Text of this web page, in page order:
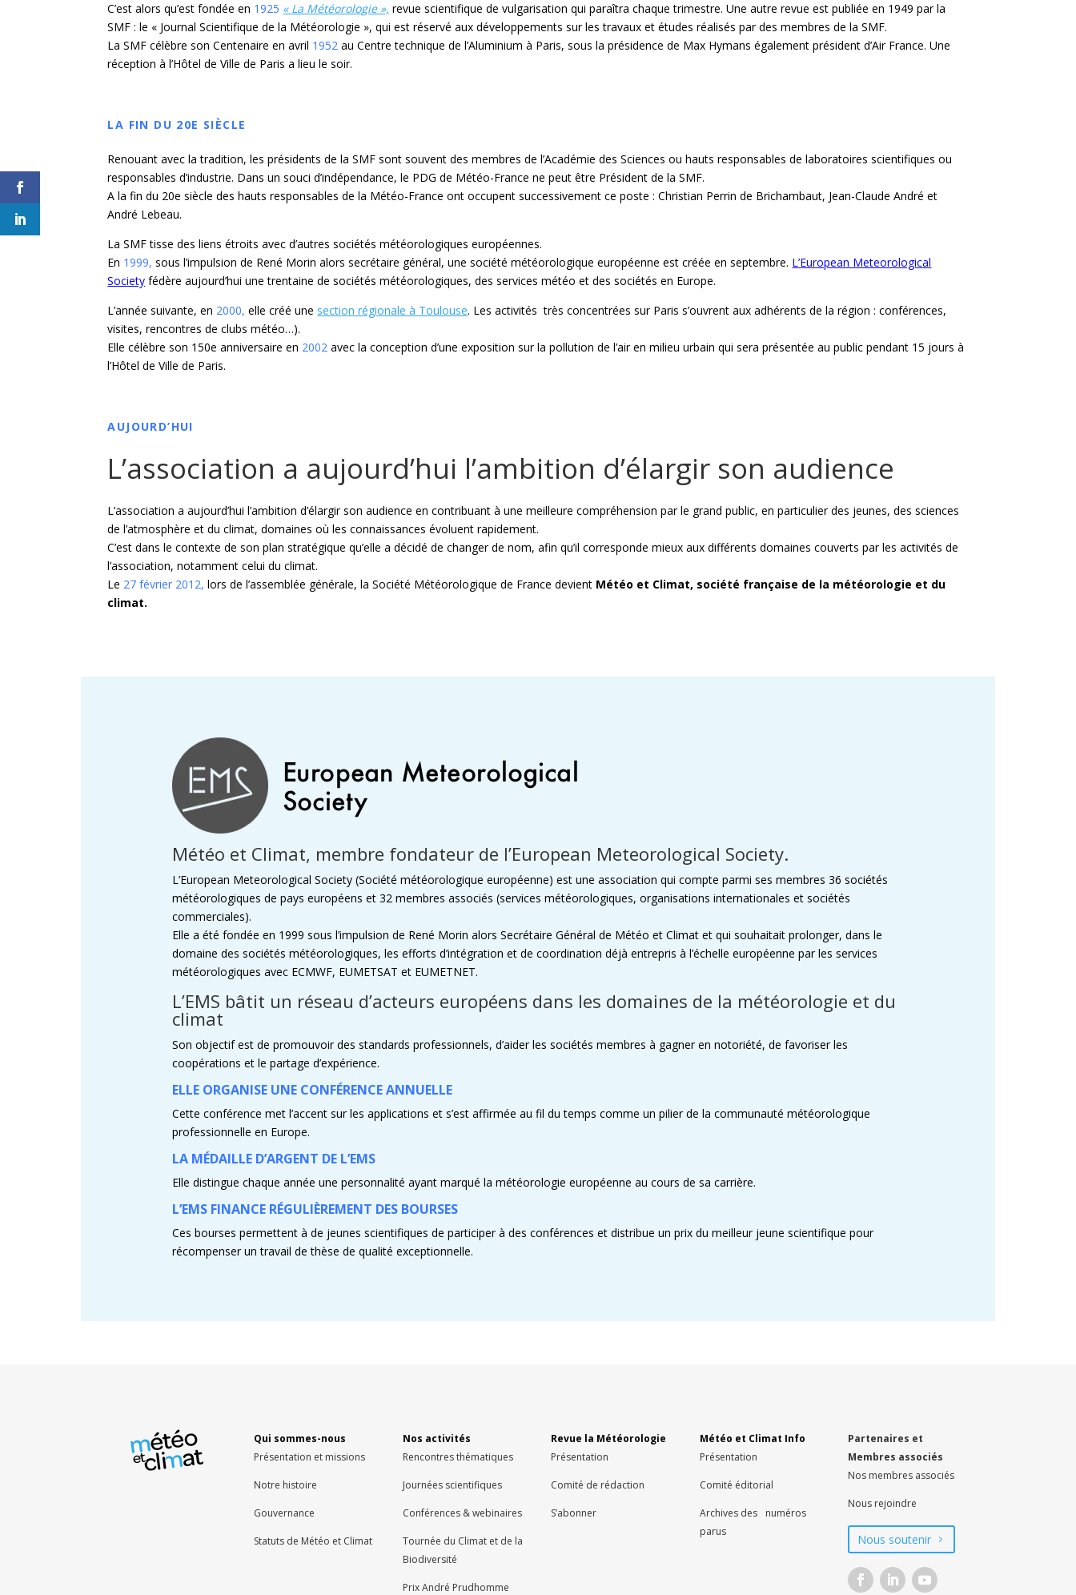
C’est alors qu’est fondée en 1925 « La Météorologie », revue scientifique de vulgarisation qui paraîtra chaque trimestre. Une autre revue est publiée en 1949 par la
SMF : le « Journal Scientifique de la Météorologie », qui est réservé aux développements sur les travaux et études réalisés par des membres de la SMF.
La SMF célèbre son Centenaire en avril 1952 au Centre technique de l’Aluminium à Paris, sous la présidence de Max Hymans également président d’Air France. Une
réception à l’Hôtel de Ville de Paris a lieu le soir.
LA FIN DU 20E SIÈCLE
Renouant avec la tradition, les présidents de la SMF sont souvent des membres de l’Académie des Sciences ou hauts responsables de laboratoires scientifiques ou
responsables d’industrie. Dans un souci d’indépendance, le PDG de Météo-France ne peut être Président de la SMF.
A la fin du 20e siècle des hauts responsables de la Météo-France ont occupent successivement ce poste : Christian Perrin de Brichambaut, Jean-Claude André et
André Lebeau.
La SMF tisse des liens étroits avec d’autres sociétés météorologiques européennes.
En 1999, sous l’impulsion de René Morin alors secrétaire général, une société météorologique européenne est créée en septembre. L’European Meteorological
Society fédère aujourd’hui une trentaine de sociétés météorologiques, des services météo et des sociétés en Europe.
L’année suivante, en 2000, elle créé une section régionale à Toulouse. Les activités très concentrées sur Paris s’ouvrent aux adhérents de la région : conférences,
visites, rencontres de clubs météo…).
Elle célèbre son 150e anniversaire en 2002 avec la conception d’une exposition sur la pollution de l’air en milieu urbain qui sera présentée au public pendant 15 jours à
l’Hôtel de Ville de Paris.
AUJOURD’HUI
L’association a aujourd’hui l’ambition d’élargir son audience
L’association a aujourd’hui l’ambition d’élargir son audience en contribuant à une meilleure compréhension par le grand public, en particulier des jeunes, des sciences
de l’atmosphère et du climat, domaines où les connaissances évoluent rapidement.
C’est dans le contexte de son plan stratégique qu’elle a décidé de changer de nom, afin qu’il corresponde mieux aux différents domaines couverts par les activités de
l’association, notamment celui du climat.
Le 27 février 2012, lors de l’assemblée générale, la Société Météorologique de France devient Météo et Climat, société française de la météorologie et du
climat.
Météo et Climat, membre fondateur de l’European Meteorological Society.
L’European Meteorological Society (Société météorologique européenne) est une association qui compte parmi ses membres 36 sociétés
météorologiques de pays européens et 32 membres associés (services météorologiques, organisations internationales et sociétés
commerciales).
Elle a été fondée en 1999 sous l’impulsion de René Morin alors Secrétaire Général de Météo et Climat et qui souhaitait prolonger, dans le
domaine des sociétés météorologiques, les efforts d’intégration et de coordination déjà entrepris à l’échelle européenne par les services
météorologiques avec ECMWF, EUMETSAT et EUMETNET.
L’EMS bâtit un réseau d’acteurs européens dans les domaines de la météorologie et du
climat
Son objectif est de promouvoir des standards professionnels, d’aider les sociétés membres à gagner en notoriété, de favoriser les
coopérations et le partage d’expérience.
ELLE ORGANISE UNE CONFÉRENCE ANNUELLE
Cette conférence met l’accent sur les applications et s’est affirmée au fil du temps comme un pilier de la communauté météorologique
professionnelle en Europe.
LA MÉDAILLE D’ARGENT DE L’EMS
Elle distingue chaque année une personnalité ayant marqué la météorologie européenne au cours de sa carrière.
L’EMS FINANCE RÉGULIÈREMENT DES BOURSES
Ces bourses permettent à de jeunes scientifiques de participer à des conférences et distribue un prix du meilleur jeune scientifique pour
récompenser un travail de thèse de qualité exceptionnelle.
Qui sommes-nous
Présentation et missions
Notre histoire
Gouvernance
Statuts de Météo et Climat
Nos activités
Rencontres thématiques
Journées scientifiques
Conférences & webinaires
Tournée du Climat et de la
Biodiversité
Prix André Prudhomme
Revue la Météorologie
Présentation
Comité de rédaction
S’abonner
Météo et Climat Info
Présentation
Comité éditorial
Archives des numéros
parus
Partenaires et
Membres associés
Nos membres associés
Nous rejoindre
Nous soutenir